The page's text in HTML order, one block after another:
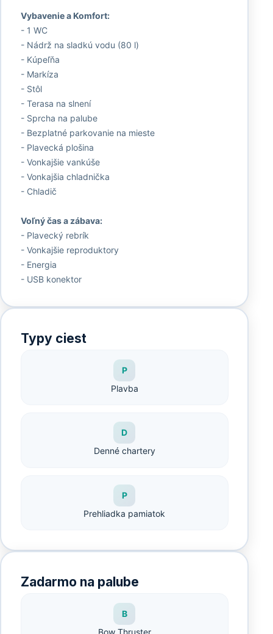
Vybavenie a Komfort:
- 1 WC
- Nádrž na sladkú vodu (80 l)
- Kúpeľňa
- Markíza
- Stôl
- Terasa na slnení
- Sprcha na palube
- Bezplatné parkovanie na mieste
- Plavecká plošina
- Vonkajšie vankúše
- Vonkajšia chladnička
- Chladič
Voľný čas a zábava:
- Plavecký rebrík
- Vonkajšie reproduktory
- Energia
- USB konektor
Typy ciest
P
Plavba
D
Denné chartery
P
Prehliadka pamiatok
Zadarmo na palube
B
Bow Thruster